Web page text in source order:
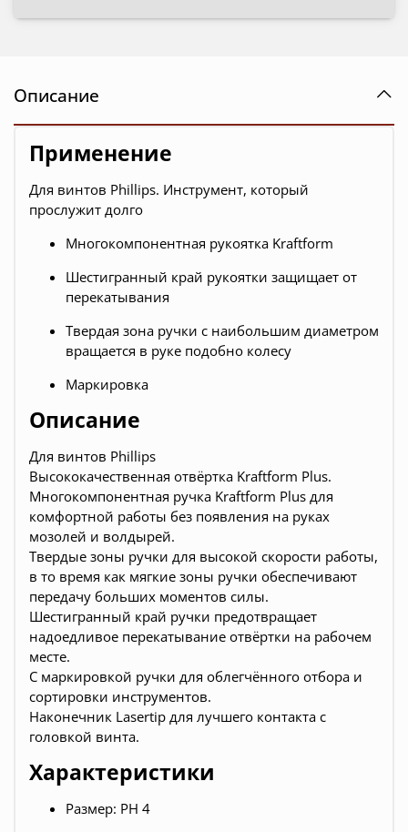
Описание
Применение
Для винтов Phillips. Инструмент, который
прослужит долго
Многокомпонентная рукоятка Kraftform
Шестигранный край рукоятки защищает от
перекатывания
Твердая зона ручки с наибольшим диаметром
вращается в руке подобно колесу
Маркировка
Описание
Для винтов Phillips
Высококачественная отвёртка Kraftform Plus.
Многокомпонентная ручка Kraftform Plus для
комфортной работы без появления на руках
мозолей и волдырей.
Твердые зоны ручки для высокой скорости работы,
в то время как мягкие зоны ручки обеспечивают
передачу больших моментов силы.
Шестигранный край ручки предотвращает
надоедливое перекатывание отвёртки на рабочем
месте.
С маркировкой ручки для облегчённого отбора и
сортировки инструментов.
Наконечник Lasertip для лучшего контакта с
головкой винта.
Характеристики
Размер: PH 4